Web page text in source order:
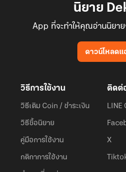
นิยาย
App ที่จะทำให้คุณอ่านนิยา
ดาวน์โหลดแ
วิธีการใช้งาน
วิธีเติม Coin / ชำระเงิน
วิธีซื้อนิยาย
คู่มือการใช้งาน
กติกาการใช้งาน
ติดต่
LINE
X